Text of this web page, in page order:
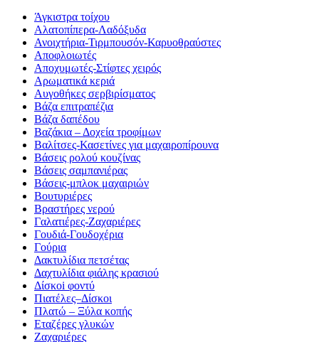
Άγκιστρα τοίχου
Αλατοπίπερα-Λαδόξυδα
Ανοιχτήρια-Τιρμπουσόν-Καρυοθραύστες
Αποφλοιωτές
Αποχυμωτές-Στίφτες χειρός
Αρωματικά κεριά
Αυγοθήκες σερβιρίσματος
Βάζα επιτραπέζια
Βάζα δαπέδου
Βαζάκια – Δοχεία τροφίμων
Βαλίτσες-Κασετίνες για μαχαιροπίρουνα
Βάσεις ρολού κουζίνας
Βάσεις σαμπανιέρας
Βάσεις-μπλοκ μαχαιριών
Βουτυριέρες
Βραστήρες νερού
Γαλατιέρες-Ζαχαριέρες
Γουδιά-Γουδοχέρια
Γούρια
Δακτυλίδια πετσέτας
Δαχτυλίδια φιάλης κρασιού
Δίσκοi φοντύ
Πιατέλες–Δίσκοι
Πλατώ – Ξύλα κοπής
Εταζέρες γλυκών
Ζαχαριέρες